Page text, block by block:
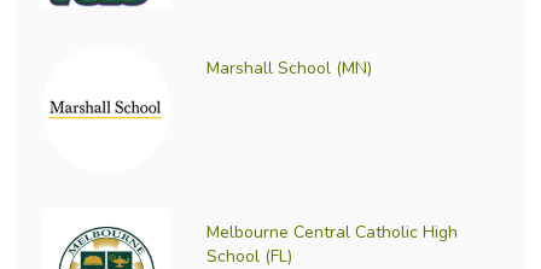
Marshall School (MN)
Melbourne Central Catholic High
School (FL)